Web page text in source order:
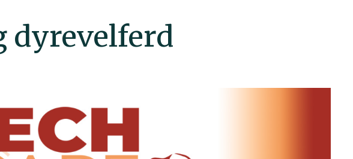
dyrevelferd